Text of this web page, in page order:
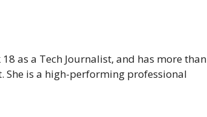
as a Tech Journalist, and has more than
She is a high-performing professional